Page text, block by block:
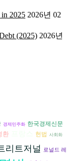
in 2025 2026년 02
(2025) 2026년
경제민주화 한국경제신문
환 헌법 사회화
리트저널 로널드 레